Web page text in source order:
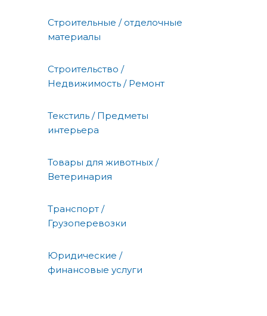
Строительные / отделочные
материалы
Строительство /
Недвижимость / Ремонт
Текстиль / Предметы
интерьера
Товары для животных /
Ветеринария
Транспорт /
Грузоперевозки
Юридические /
финансовые услуги